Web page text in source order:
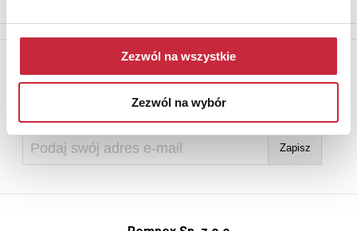
Zezwól na wszystkie
Zezwól na wybór
Newsletter
Aby otrzymywać informacje o nowych aukcjach, prosimy podać
adres e-mail